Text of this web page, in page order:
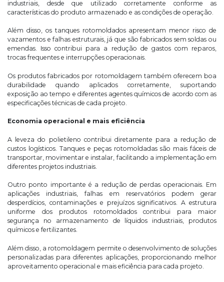
industriais, desde que utilizado corretamente conforme as
características do produto armazenado e as condições de operação.
Além disso, os tanques rotomoldados apresentam menor risco de
vazamentos e falhas estruturais, já que são fabricados sem soldas ou
emendas. Isso contribui para a redução de gastos com reparos,
trocas frequentes e interrupções operacionais.
Os produtos fabricados por rotomoldagem também oferecem boa
durabilidade quando aplicados corretamente, suportando
exposição ao tempo e diferentes agentes químicos de acordo com as
especificações técnicas de cada projeto.
Economia operacional e mais eficiência
A leveza do polietileno contribui diretamente para a redução de
custos logísticos. Tanques e peças rotomoldadas são mais fáceis de
transportar, movimentar e instalar, facilitando a implementação em
diferentes projetos industriais.
Outro ponto importante é a redução de perdas operacionais. Em
aplicações industriais, falhas em reservatórios podem gerar
desperdícios, contaminações e prejuízos significativos. A estrutura
uniforme dos produtos rotomoldados contribui para maior
segurança no armazenamento de líquidos industriais, produtos
químicos e fertilizantes.
Além disso, a rotomoldagem permite o desenvolvimento de soluções
personalizadas para diferentes aplicações, proporcionando melhor
aproveitamento operacional e mais eficiência para cada projeto.